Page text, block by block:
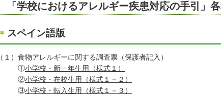
「学校におけるアレルギー疾患対応の手引」
スペイン語版
（１）食物アレルギーに関する調査票（保護者記入）
①小学校・新一年生用（様式１）
②小学校・在校生用（様式１－２）
③小学校・転入生用（様式１－３）